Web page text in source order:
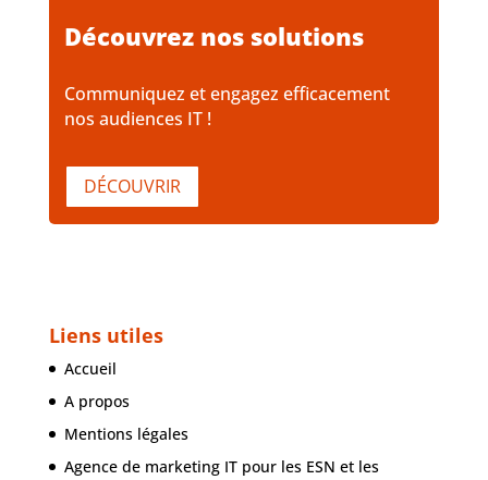
Découvrez nos solutions
Communiquez et engagez efficacement
nos audiences IT !
DÉCOUVRIR
Liens utiles
Accueil
A propos
Mentions légales
Agence de marketing IT pour les ESN et les